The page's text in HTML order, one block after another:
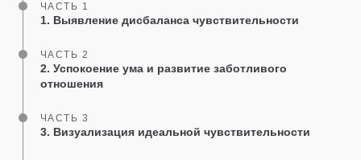
ЧАСТЬ 1
1. Выявление дисбаланса чувствительности
ЧАСТЬ 2
2. Успокоение ума и развитие заботливого
отношения
ЧАСТЬ 3
3. Визуализация идеальной чувствительности